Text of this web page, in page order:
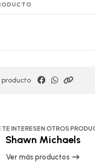
producto
TE INTERESEN OTROS
Shawn Michaels
Ver más productos